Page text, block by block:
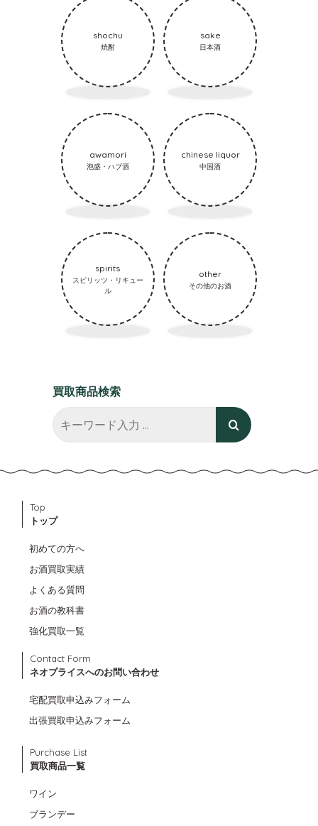
shochu
焼酎
sake
日本酒
awamori
泡盛・ハブ酒
chinese liquor
中国酒
spirits
スピリッツ・リキュー
ル
other
その他のお酒
買取商品検索
Top
トップ
初めての方へ
お酒買取実績
よくある質問
お酒の教科書
強化買取一覧
Contact Form
ネオプライスへのお問い合わせ
宅配買取申込みフォーム
出張買取申込みフォーム
Purchase List
買取商品一覧
ワイン
ブランデー